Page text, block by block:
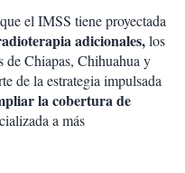
el IMSS tiene proyectada
adicionales,los
de Chiapas, Chihuahua y
de la estrategia impulsada
la cobertura de
a más